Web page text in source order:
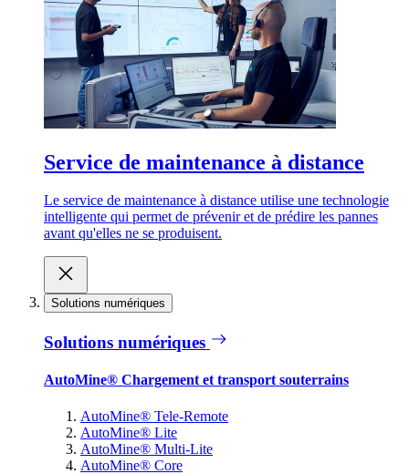
Service de maintenance à distance
Le service de maintenance à distance utilise une technologie
intelligente qui permet de prévenir et de prédire les pannes
avant qu'elles ne se produisent.
Solutions numériques
Solutions numériques
AutoMine® Chargement et transport souterrains
AutoMine® Tele-Remote
AutoMine® Lite
AutoMine® Multi-Lite
AutoMine® Core